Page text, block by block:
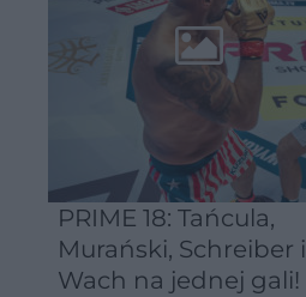
PRIME 18: Tańcula,
Murański, Schreiber i
Wach na jednej gali!